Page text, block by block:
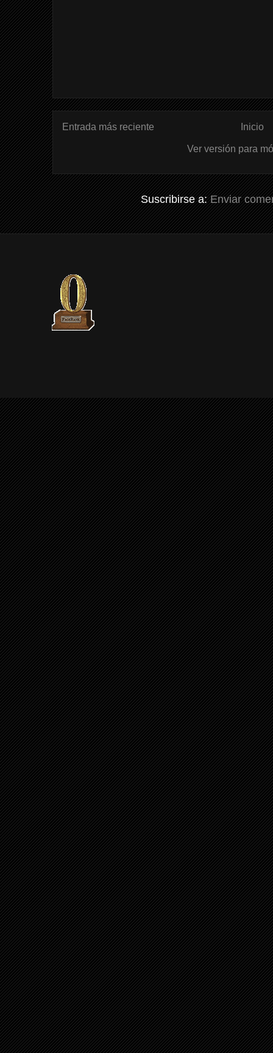
Entrada más reciente Inicio
Ver versión para
Suscribirse a:Enviar